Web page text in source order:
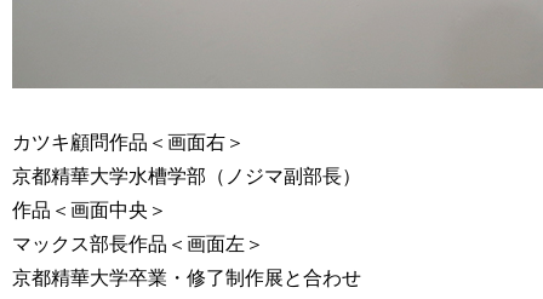
カツキ顧問作品＜画面右＞
京都精華大学水槽学部（ノジマ副部長）
作品＜画面中央＞
マックス部長作品＜画面左＞
京都精華大学卒業・修了制作展と合わせ